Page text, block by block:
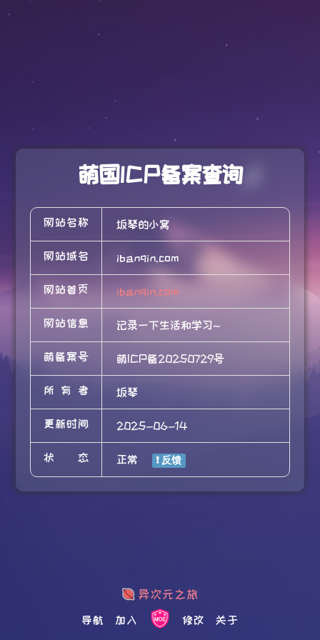
萌国ICP备案查询
网站名称 坂琴的小窝
网站域名 ibanqin.com
网站首页 ibanqin.com
网站信息 记录一下生活和学习~
萌备案号 萌ICP备20250729号
所有者 坂琴
更新时间 2025-06-14
状态 正常
导航 加入 修改 关于